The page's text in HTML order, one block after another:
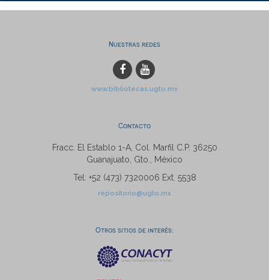
Nuestras redes
www.bibliotecas.ugto.mx
Contacto
Fracc. El Establo 1-A, Col. Marfil C.P. 36250
Guanajuato, Gto., México
Tel: +52 (473) 7320006 Ext. 5538
repositorio@ugto.mx
Otros sitios de interés: